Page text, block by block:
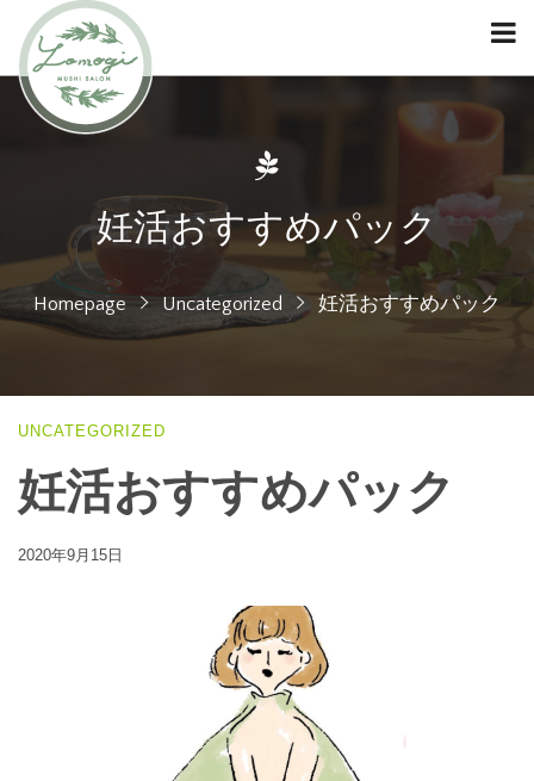
妊活おすすめパック
Homepage Uncategorized 妊活おすすめパック
UNCATEGORIZED
妊活おすすめパック
2020年9月15日